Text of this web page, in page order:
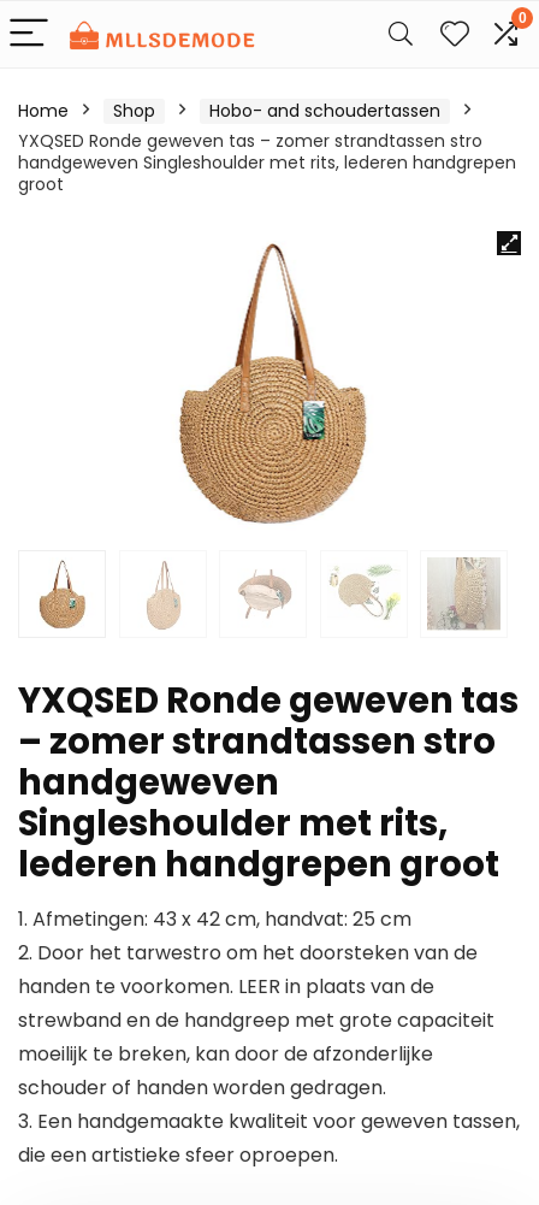
0
Home Shop
Hobo- and schoudertassen
YXQSED Ronde geweven tas – zomer strandtassen stro
handgeweven Singleshoulder met rits, lederen handgrepen
groot
YXQSED Ronde geweven tas
– zomer strandtassen stro
handgeweven
Singleshoulder met rits,
lederen handgrepen groot
1. Afmetingen: 43 x 42 cm, handvat: 25 cm
2. Door het tarwestro om het doorsteken van de
handen te voorkomen. LEER in plaats van de
strewband en de handgreep met grote capaciteit
moeilijk te breken, kan door de afzonderlijke
schouder of handen worden gedragen.
3. Een handgemaakte kwaliteit voor geweven tassen,
die een artistieke sfeer oproepen.